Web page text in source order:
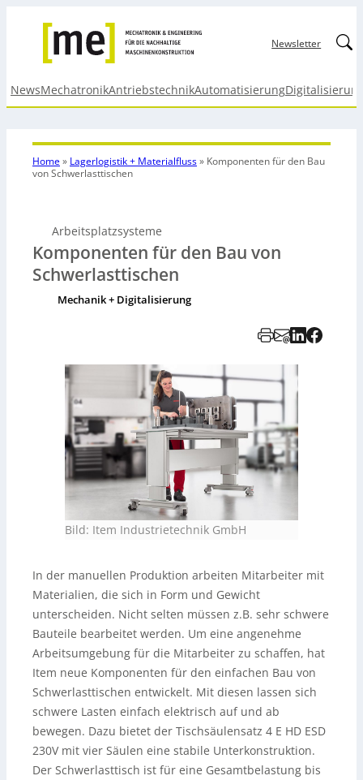
Newsletter
NewsMechatronikAntriebstechnikAutomatisierung
Home» Lagerlogistik + Materialfluss» Komponenten für den Bau
von Schwerlasttischen
Arbeitsplatzsysteme
Komponenten für den Bau von
Schwerlasttischen
Mechanik + Digitalisierung
Bild: Item Industrietechnik GmbH
In der manuellen Produktion arbeiten Mitarbeiter mit
Materialien, die sich in Form und Gewicht
unterscheiden. Nicht selten müssen z.B. sehr schwere
Bauteile bearbeitet werden. Um eine angenehme
Arbeitsumgebung für die Mitarbeiter zu schaffen, hat
Item neue Komponenten für den einfachen Bau von
Schwerlasttischen entwickelt. Mit diesen lassen sich
schwere Lasten einfach elektrisch auf und ab
bewegen. Dazu bietet der Tischsäulensatz 4 E HD ESD
230V mit vier Säulen eine stabile Unterkonstruktion.
Der Schwerlasttisch ist für eine Gesamtbelastung bis